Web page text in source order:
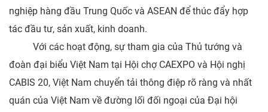
nghiệp hàng đầu Trung Quốc và ASEAN để thúc đẩy hợp
tác đầu tư, sản xuất, kinh doanh.
Với các hoạt động, sự tham gia của Thủ tướng và
đoàn đại biểu Việt Nam tại Hội chợ CAEXPO và Hội nghị
CABIS 20, Việt Nam chuyển tải thông điệp rõ ràng và nhất
quán của Việt Nam về đường lối đối ngoại của Đại hội